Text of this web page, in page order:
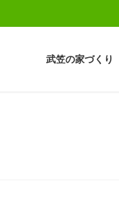
武笠の家づくり